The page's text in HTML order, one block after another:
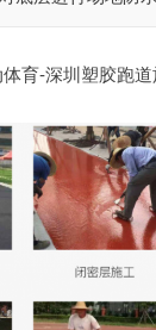
育-深圳塑胶跑